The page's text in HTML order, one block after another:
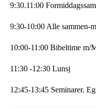
9:30.11:00
9:30-10:00 Alle sammen-
10:00-11:00 Bibeltime m/
11:30 -12:30 Lunsj
12:45-13:45 Seminarer.